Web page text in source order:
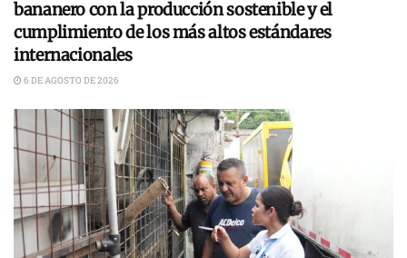
bananero con la producción sostenible y el
cumplimiento de los más altos estándares
internacionales
6 DE AGOSTO DE 2026